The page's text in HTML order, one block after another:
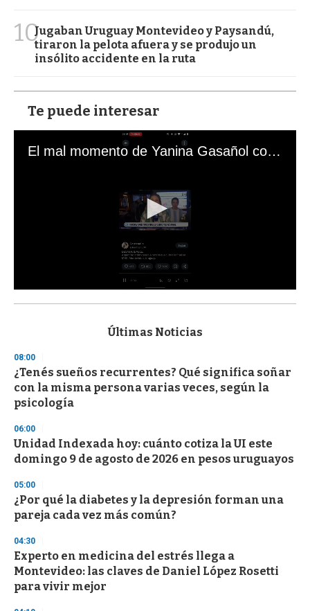
10Jugaban Uruguay Montevideo y Paysandú,
tiraron la pelota afuera y se produjo un
insólito accidente en la ruta
Te puede interesar
El mal momento de Yanina Gasañol con un hincha argentino en "Subrayado"
s
d
s
o
f
3
s
e
c
o
d
Últimas Noticias
08:00
¿Tenés sueños recurrentes? Qué significa soñar
con la misma persona varias veces, según la
psicología
06:00
Unidad Indexada hoy: cuánto cotiza la UI este
domingo 9 de agosto de 2026 en pesos uruguayos
05:00
¿Por qué la diabetes y la depresión forman una
pareja cada vez más común?
04:30
Experto en medicina del estrés llega a
Montevideo: las claves de Daniel López Rosetti
para vivir mejor